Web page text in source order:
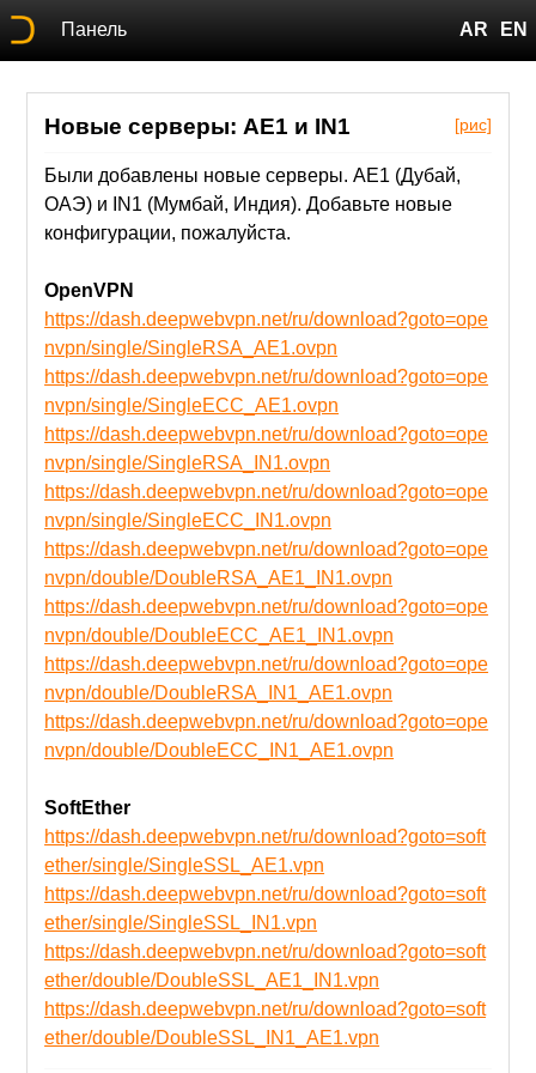
Панель AR EN
[рис]
Новые серверы: AE1 и IN1
Были добавлены новые серверы. AE1 (Дубай,
ОАЭ) и IN1 (Мумбай, Индия). Добавьте новые
конфигурации, пожалуйста.
OpenVPN
https://dash.deepwebvpn.net/ru/download?goto=ope
nvpn/single/SingleRSA_AE1.ovpn
https://dash.deepwebvpn.net/ru/download?goto=ope
nvpn/single/SingleECC_AE1.ovpn
https://dash.deepwebvpn.net/ru/download?goto=ope
nvpn/single/SingleRSA_IN1.ovpn
https://dash.deepwebvpn.net/ru/download?goto=ope
nvpn/single/SingleECC_IN1.ovpn
https://dash.deepwebvpn.net/ru/download?goto=ope
nvpn/double/DoubleRSA_AE1_IN1.ovpn
https://dash.deepwebvpn.net/ru/download?goto=ope
nvpn/double/DoubleECC_AE1_IN1.ovpn
https://dash.deepwebvpn.net/ru/download?goto=ope
nvpn/double/DoubleRSA_IN1_AE1.ovpn
https://dash.deepwebvpn.net/ru/download?goto=ope
nvpn/double/DoubleECC_IN1_AE1.ovpn
SoftEther
https://dash.deepwebvpn.net/ru/download?goto=soft
ether/single/SingleSSL_AE1.vpn
https://dash.deepwebvpn.net/ru/download?goto=soft
ether/single/SingleSSL_IN1.vpn
https://dash.deepwebvpn.net/ru/download?goto=soft
ether/double/DoubleSSL_AE1_IN1.vpn
https://dash.deepwebvpn.net/ru/download?goto=soft
ether/double/DoubleSSL_IN1_AE1.vpn